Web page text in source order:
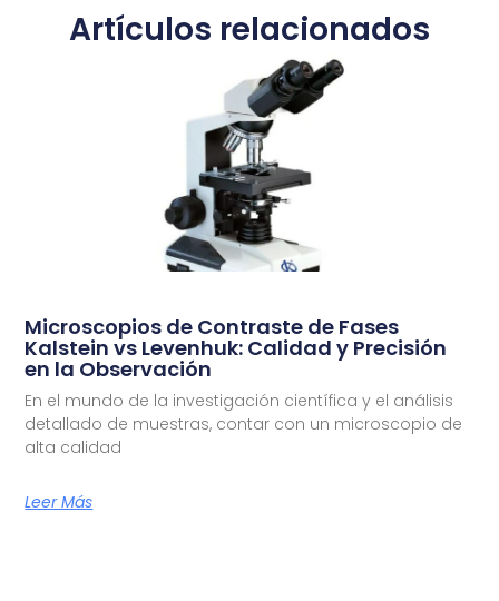
Artículos relacionados
Microscopios de Contraste de Fases
Kalstein vs Levenhuk: Calidad y Precisión
en la Observación
En el mundo de la investigación científica y el análisis
detallado de muestras, contar con un microscopio de
alta calidad
Leer Más